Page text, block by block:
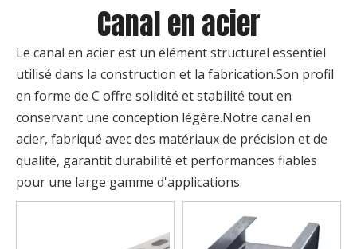
Canal en acier
Le canal en acier est un élément structurel essentiel
utilisé dans la construction et la fabrication.Son profil
en forme de C offre solidité et stabilité tout en
conservant une conception légère.Notre canal en
acier, fabriqué avec des matériaux de précision et de
qualité, garantit durabilité et performances fiables
pour une large gamme d'applications.